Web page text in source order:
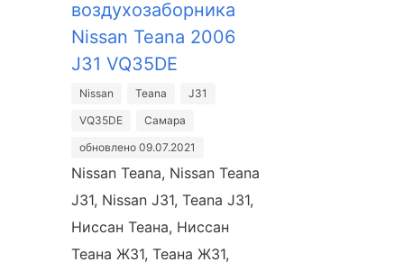
воздухозаборника
Nissan Teana 2006
J31 VQ35DE
Nissan Teana
J31
VQ35DE
Самара
обновлено 09.07.2021
Nissan Teana, Nissan Teana
J31, Nissan J31, Teana J31,
Ниссан Теана, Ниссан
Теана Ж31, Теана Ж31,